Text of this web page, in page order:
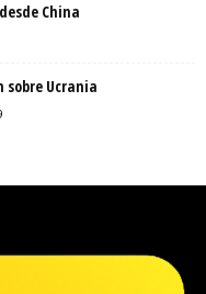
China
Ucrania